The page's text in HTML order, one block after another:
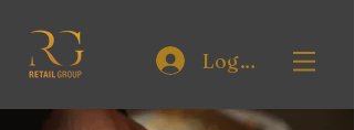
Logga in